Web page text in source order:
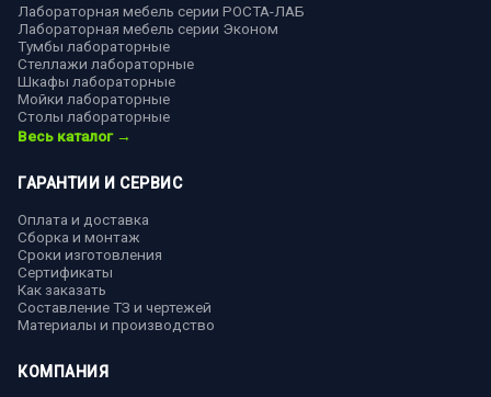
Лабораторная мебель серии РОСТА-ЛАБ
Лабораторная мебель серии Эконом
Тумбы лабораторные
Стеллажи лабораторные
Шкафы лабораторные
Мойки лабораторные
Столы лабораторные
Весь каталог →
ГАРАНТИИ И СЕРВИС
Оплата и доставка
Сборка и монтаж
Сроки изготовления
Сертификаты
Как заказать
Составление ТЗ и чертежей
Материалы и производство
КОМПАНИЯ